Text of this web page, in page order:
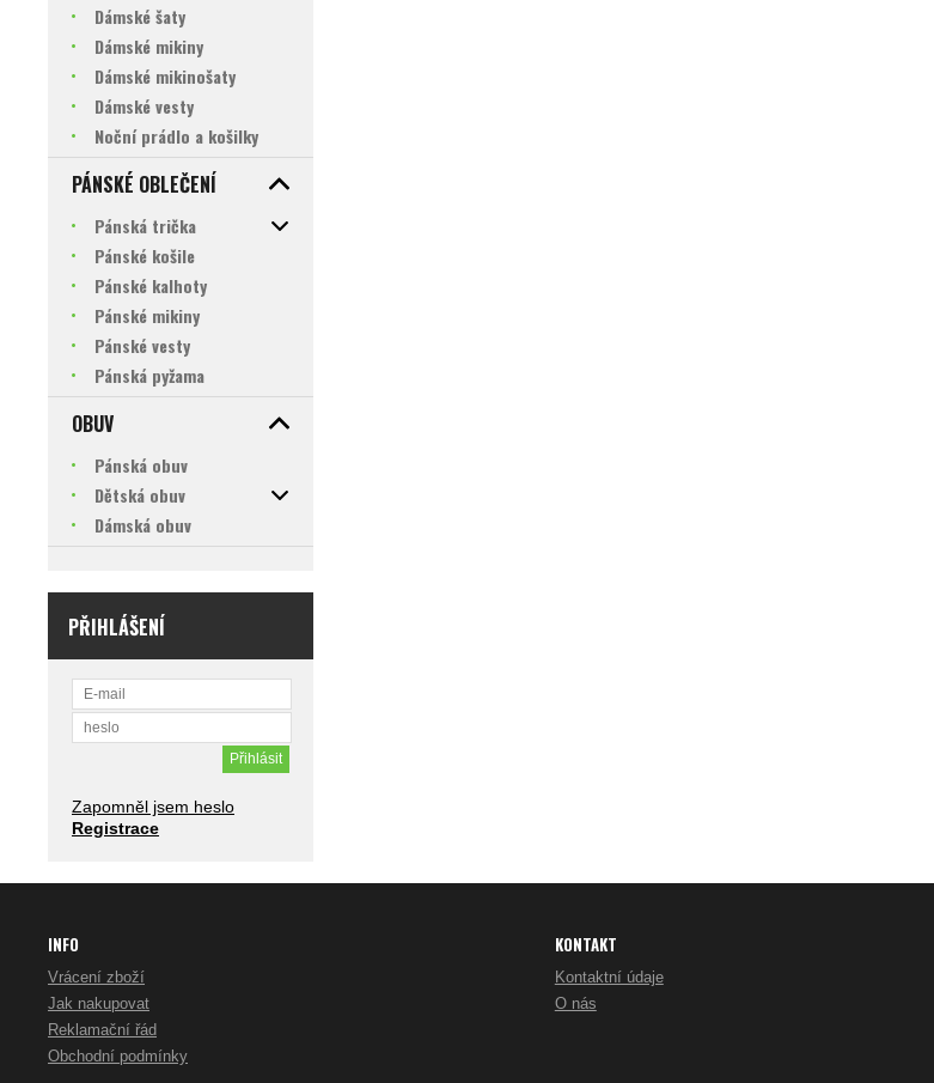
Dámské šaty
Dámské mikiny
Dámské mikinošaty
Dámské vesty
Noční prádlo a košilky
PÁNSKÉ OBLEČENÍ
Pánská trička
Pánské košile
Pánské kalhoty
Pánské mikiny
Pánské vesty
Pánská pyžama
OBUV
Pánská obuv
Dětská obuv
Dámská obuv
PŘIHLÁŠENÍ
Zapomněl jsem heslo
Registrace
INFO
Vrácení zboží
Jak nakupovat
Reklamační řád
Obchodní podmínky
KONTAKT
Kontaktní údaje
O nás